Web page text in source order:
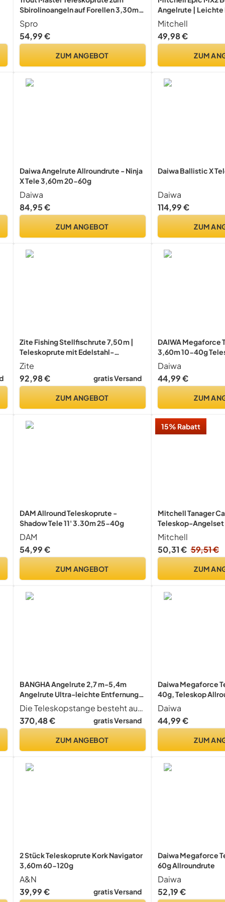
Sbirolinoangeln auf Forellen 3,30m
5-20g Tactical Trout Tele Sbiro Rute
Spro
54,99 €
ZUM ANGEBOT
Angelrute |
Wurfrute für Meer &
Carbon
Makrele, Bass,
3.9m | 20-60g
Mitchell
49,98 €
ZUM
Daiwa Angelrute Allroundrute - Ninja
X Tele 3,60m 20-60g
Daiwa
84,95 €
ZUM ANGEBOT
Daiwa Ballistic X
Daiwa
114,99 €
ZUM
Zite Fishing Stellfischrute 7,50 m |
Teleskoprute mit Edelstahl-
Rollensitz | 50–160 g Wurfgewicht |
Kohlefaser-Rute für Zander & Hecht |
8-teilig | Transportlänge 137 cm mit
Zite
92,98 €
gratis Versand
ZUM ANGEBOT
DAIWA Megaforce
3,60m 10-40g
Allroundrute 11496-
Daiwa
44,99 €
ZUM
DAM Allround Teleskoprute -
Shadow Tele 11' 3.30m 25-40g
DAM
54,99 €
ZUM ANGEBOT
15% Rabatt
Mitchell Tanager
Teleskop-Angelset
Einer Ruten- und
Schnur und Ködern
Forelle und Barsch
Mitchell
50,31 € 59,51 €
ZUM
BANGHA Angelrute 2,7 m-5,4m
Angelrute Ultra-leichte Entfernung
Wurfpol Lange Abschnitte
Teleskopfischen Angelgerät
Teleskoprute (Length : 3.0M)
Die Teleskopstange besteht aus Kohlefaser und ist daher hart, langlebig und sehr leicht. Einfach zu tragen und in den Rucksack zu stecken, sodass Sie reisen und angeln können, wann und wo immer Sie möchten. Mit den Merkmalen guter Elastizität und starker Tragfähigkeit.
370,48 €
gratis Versand
ZUM ANGEBOT
Daiwa Megaforce
40g, Teleskop
11496-335
Daiwa
44,99 €
ZUM
2 Stück Teleskoprute Kork Navigator
3,60m 60-120g
A&N
39,99 €
gratis Versand
Daiwa Megaforce
60g Allroundrute
Daiwa
52,19 €